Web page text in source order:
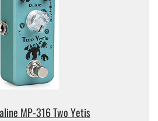
MP-​316 Two Yetis